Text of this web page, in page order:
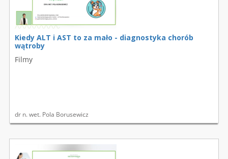
Kiedy ALT i AST to za mało - diagnostyka chorób
wątroby
Filmy
dr n. wet. Pola Borusewicz